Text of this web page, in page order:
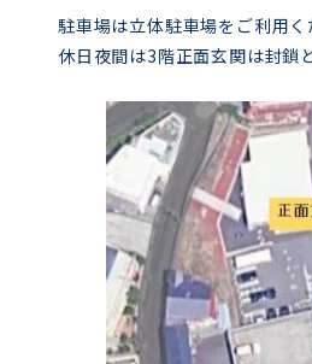
駐車場は立体駐車場をご利用く
休日夜間は3階正面玄関は封鎖